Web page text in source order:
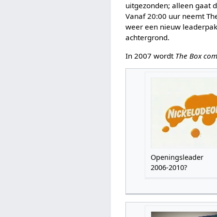
uitgezonden; alleen gaat
Vanaf 20:00 uur neemt
weer een nieuw
achtergrond.
In 2007 wordt The Box
Openingsleader
2006-2010?